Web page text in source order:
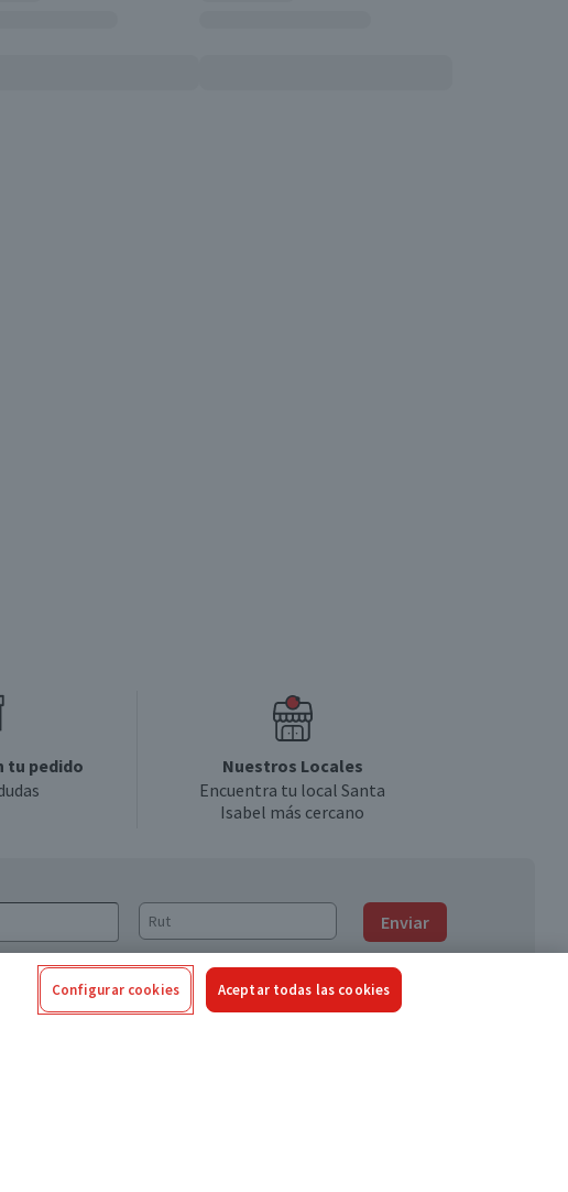
tu pedido
Nuestros Locales
Encuentra tu local Santa
Isabel más cercano
Enviar
Configurar cookies Aceptar todas las cookies